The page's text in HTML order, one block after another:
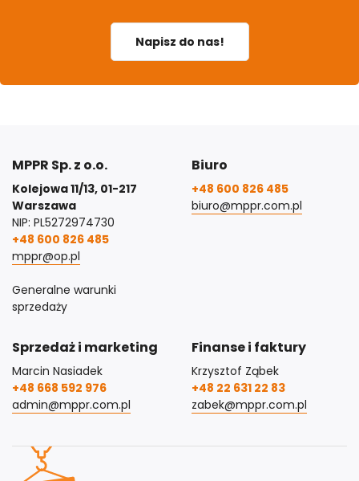
Napisz do nas!
MPPR Sp. z o.o.
Kolejowa 11/13, 01-217
Warszawa
NIP: PL5272974730
+48 600 826 485
mppr@op.pl
Generalne warunki
sprzedaży
Biuro
+48 600 826 485
biuro@mppr.com.pl
Sprzedaż i marketing
Marcin Nasiadek
+48 668 592 976
admin@mppr.com.pl
Finanse i faktury
Krzysztof Ząbek
+48 22 631 22 83
zabek@mppr.com.pl